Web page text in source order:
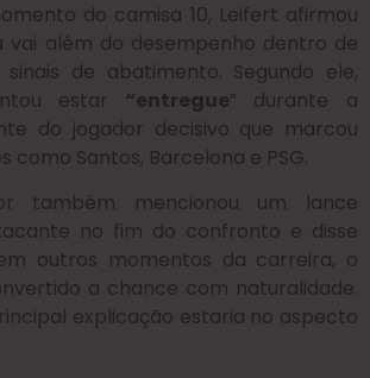
do camisa 10, Leifert afirmou
vai além do desempenho dentro de
de abatimento. Segundo ele,
estar “entregue” durante a
do jogador decisivo que marcou
como Santos, Barcelona e PSG.
também mencionou um lance
no fim do confronto e disse
outros momentos da carreira, o
a chance com naturalidade.
explicação estaria no aspecto